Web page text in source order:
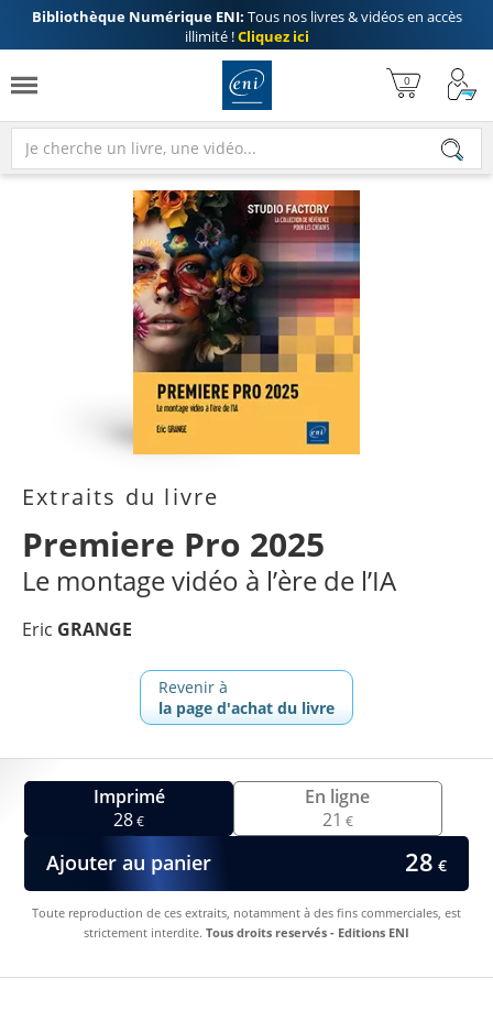
Bibliothèque Numérique ENI: Tous nos livres & vidéos en accès
illimité !Cliquez ici
Extraits du livre
Premiere Pro 2025
Le montage vidéo à l’ère de l’IA
Eric GRANGE
Revenir à
la page d'achat du livre
Imprimé
28€
En ligne
21 €
Ajouter au panier 28 €
Toute reproduction de ces extraits, notamment à des fins commerciales, est
strictement interdite. Tous droits reservés - Editions ENI